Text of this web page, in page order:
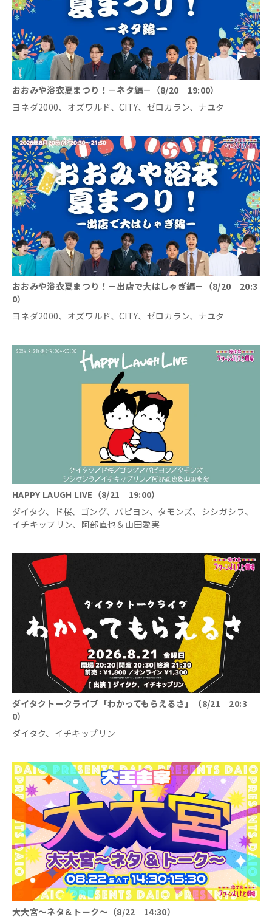
おおみや浴衣夏まつり！－ネタ編－（8/20 19:00）
ヨネダ2000、オズワルド、CITY、ゼロカラン、ナユタ
おおみや浴衣夏まつり！－出店で大はしゃぎ編－（8/20 20:3
0）
ヨネダ2000、オズワルド、CITY、ゼロカラン、ナユタ
HAPPY LAUGH LIVE（8/21 19:00）
ダイタク、ド桜、ゴング、パピヨン、タモンズ、シシガシラ、
イチキップリン、阿部直也＆山田愛実
ダイタクトークライブ「わかってもらえるさ」（8/21 20:3
0）
ダイタク、イチキップリン
大大宮～ネタ＆トーク～（8/22 14:30）